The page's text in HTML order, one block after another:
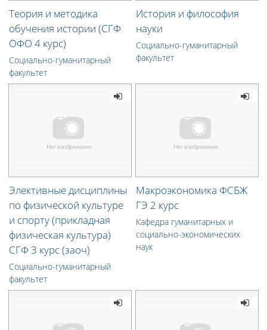
Теория и методика
обучения истории (СГФ
ОФО 4 курс)
Социально-гуманитарный
факультет
История и философия
науки
Социально-гуманитарный
факультет
Элективные дисциплины
по физической культуре
и спорту (прикладная
физическая культура)
СГФ 3 курс (заоч)
Социально-гуманитарный
факультет
Макроэкономика ФСБЖ
ГЭ 2 курс
Кафедра гуманитарных и
социально-экономических
наук